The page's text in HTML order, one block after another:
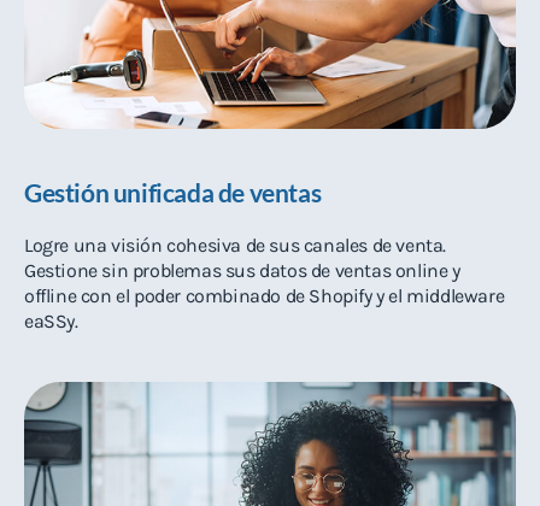
Gestión unificada de ventas
Logre una visión cohesiva de sus canales de venta.
Gestione sin problemas sus datos de ventas online y
offline con el poder combinado de Shopify y el middleware
eaSSy.